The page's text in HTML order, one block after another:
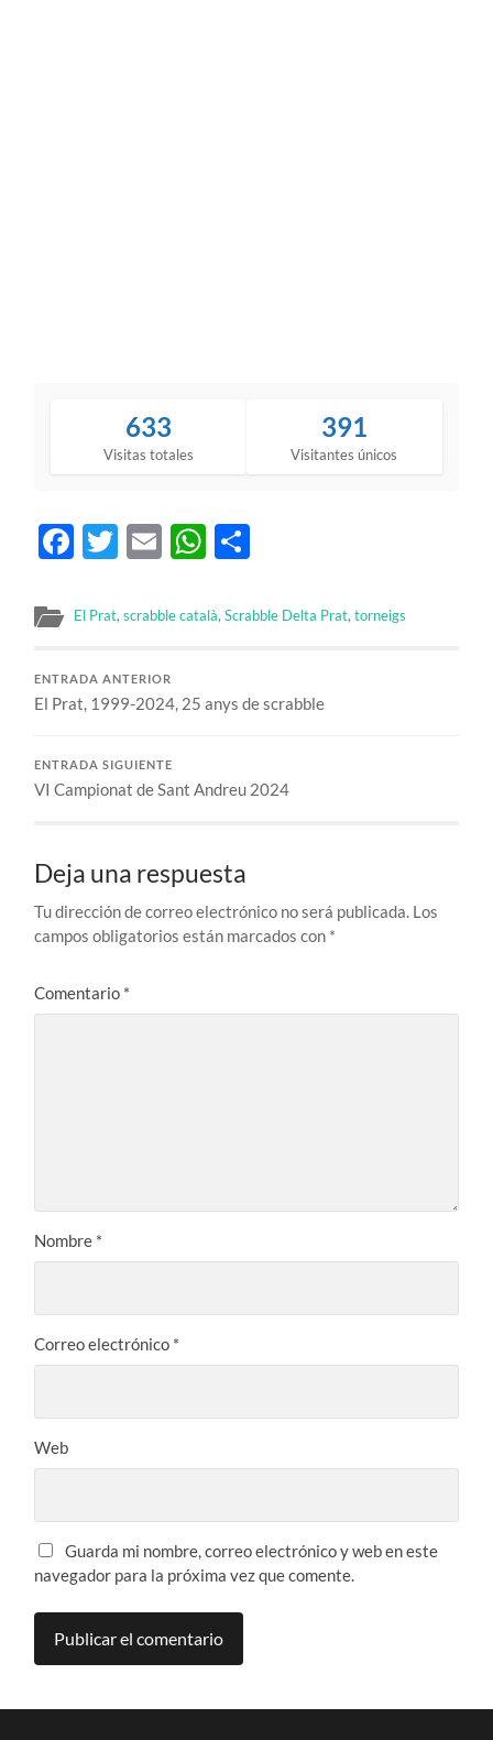
633
Visitas totales
391
Visitantes únicos
Facebook
Twitter
EmailWhatsApp
El Prat,scrabble català,Scrabble Delta Prat,torneigs
ENTRADA ANTERIOR
El Prat, 1999-2024, 25 anys de scrabble
ENTRADA SIGUIENTE
VI Campionat de Sant Andreu 2024
Deja una respuesta
Tu dirección de correo electrónico no será publicada. Los
campos obligatorios están marcados con *
Comentario *
Nombre *
Correo electrónico *
Web
Guarda mi nombre, correo electrónico y web en este
navegador para la próxima vez que comente.